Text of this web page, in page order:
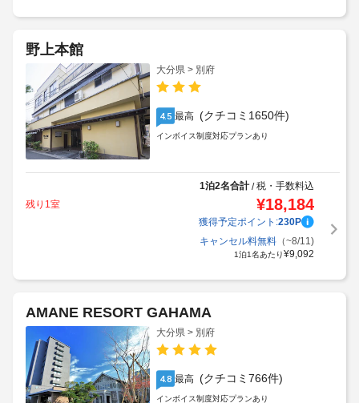
野上本館
大分県 > 別府
4.5 最高 (クチコミ1650件)
インボイス制度対応プランあり
1泊2名合計/税・手数料込
残り1室
¥18,184
獲得予定ポイント:230P
キャンセル料無料（~8/11)
1泊1名あたり¥9,092
AMANE RESORT GAHAMA
大分県 > 別府
4.8 最高 (クチコミ766件)
インボイス制度対応プランあり